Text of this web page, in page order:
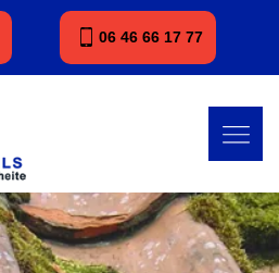
06 46 66 17 77